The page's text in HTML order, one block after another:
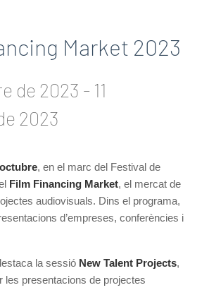
Market 2023
de 2023 - 11
2023
, en el marc del Festival de
Film Financing Market, el mercat de
audiovisuals. Dins el programa,
d’empreses, conferències i
la sessió New Talent Projects,
les presentacions de projectes